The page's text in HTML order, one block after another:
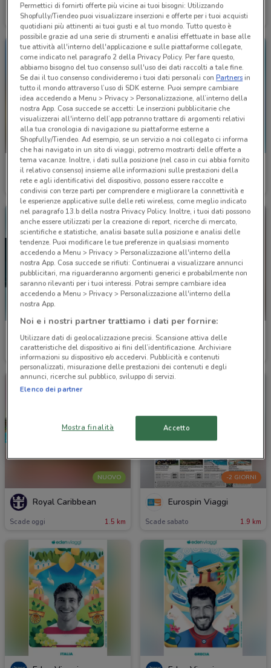
Scade il 31/12 186 m Scade lunedì 226 m
Welcome Travel
Scade il 30/09 226 m
Welcome Travel
Scade il 30/09
Costa Crociere
Scade il 22/09 226 m
Welcome Travel
Scade il 30/11
NUOVO
Royal Caribbean
Scade oggi 1.5 km
-2 GIORNI
Eurospin Viaggi
Scade sabato 1.9 km
Permettici di fornirti offerte più vicine ai tuoi bisogni: Utilizzando
Shopfully/Tiendeo puoi visualizzare inserzioni e offerte per i tuoi acquisti
quotidiani più attinenti ai tuoi gusti e al tuo mondo. Tutto questo è
possibile grazie ad una serie di strumenti e analisi effettuate in base alle
tue attività all'interno dell'applicazione e sulle piattaforme collegate,
come indicato nel paragrafo 2 della Privacy Policy. Per fare questo,
abbiamo bisogno del tuo consenso sull'uso dei dati raccolti a tale fine.
Se dai il tuo consenso condivideremo i tuoi dati personali conPartnersin
tutto il mondo attraverso l’uso di SDK esterne. Puoi sempre cambiare
idea accedendo a Menu > Privacy > Personalizzazione, all’interno della
nostra App. Cosa succede se accetti: Le inserzioni pubblicitarie che
visualizzerai all'interno dell’app potranno trattare di argomenti relativi
alla tua cronologia di navigazione su piattaforme esterne a
Shopfully/Tiendeo. Ad esempio, se un servizio a noi collegato ci informa
che hai navigato in un sito di viaggi, potremo mostrarti delle offerte a
tema vacanze. Inoltre, i dati sulla posizione (nel caso in cui abbia fornito
il relativo consenso) insieme alle informazioni sulle prestazioni della
rete e agli identificativi del dispositivo, possono essere raccolte e
condivisi con terze parti per comprendere e migliorare la connettività e
le esperienze applicative sulle delle reti wireless, come meglio indicato
nel paragrafo 13.b della nostra Privacy Policy. Inoltre, i tuoi dati possono
anche essere utilizzati per la creazione di report, ricerche di mercato,
scientifiche e statistiche, analisi basate sulla posizione e analisi delle
tendenze. Puoi modificare le tue preferenze in qualsiasi momento
accedendo a Menu > Privacy > Personalizzazione all'interno della
nostra App. Cosa succede se rifiuti: Continuerai a visualizzare annunci
pubblicitari, ma riguarderanno argomenti generici e probabilmente non
saranno rilevanti per i tuoi interessi. Potrai sempre cambiare idea
accedendo a Menu > Privacy > Personalizzazione all'interno della
nostra App.
Noi e i nostri partner trattiamo i dati per fornire:
Utilizzare dati di geolocalizzazione precisi. Scansione attiva delle
caratteristiche del dispositivo ai fini dell’identificazione. Archiviare
informazioni su dispositivo e/o accedervi. Pubblicità e contenuti
personalizzati, misurazione delle prestazioni dei contenuti e degli
annunci, ricerche sul pubblico, sviluppo di servizi.
Elenco dei partner
Mostra finalità Accetto